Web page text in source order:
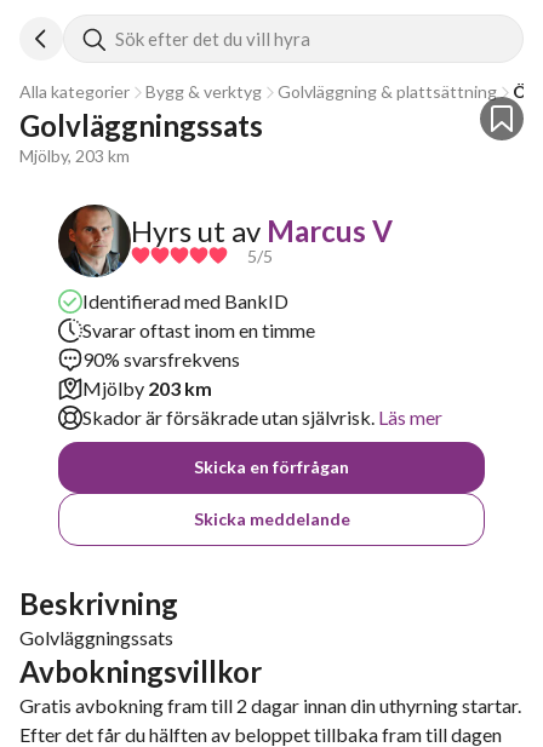
Sök efter det du vill hyra
Alla kategorier Bygg & verktyg Golvläggning & plattsättning
Golvläggningssats
Mjölby, 203 km
Hyrs ut av Marcus V
5/5
Identifierad med BankID
Svarar oftast inom en timme
90% svarsfrekvens
Mjölby 203 km
Skador är försäkrade utan självrisk. Läs mer
Skicka en förfrågan
Skicka meddelande
Beskrivning
Golvläggningssats
Avbokningsvillkor
Gratis avbokning fram till 2 dagar innan din uthyrning startar.
Efter det får du hälften av beloppet tillbaka fram till dagen